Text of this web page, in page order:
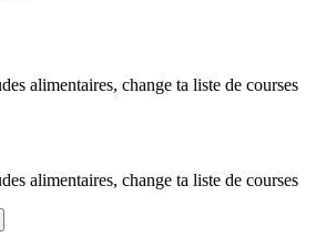
alimentaires, change ta liste de courses
alimentaires, change ta liste de courses